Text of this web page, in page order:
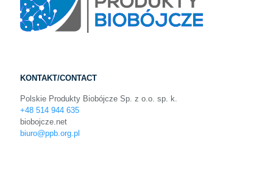
KONTAKT/CONTACT
Polskie Produkty Biobójcze Sp. z o.o. sp. k.
+48 514 944 635
biobojcze.net
biuro@ppb.org.pl